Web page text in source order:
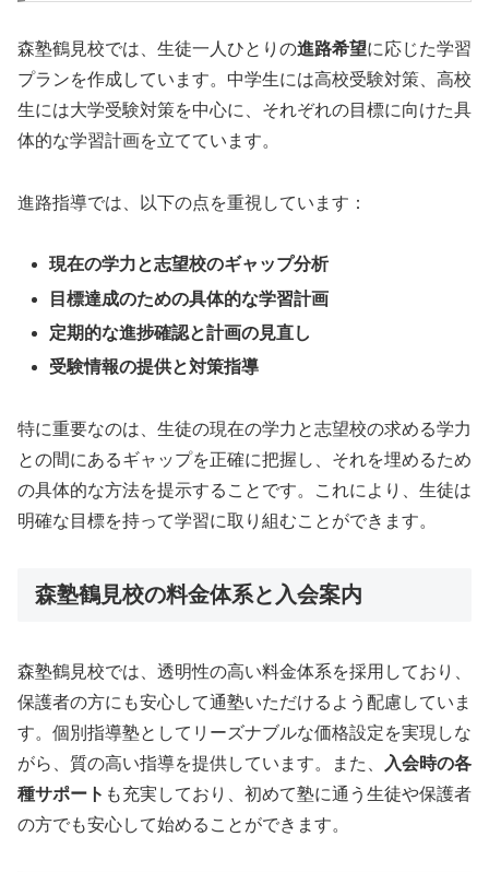
森塾鶴見校では、生徒一人ひとりの進路希望に応じた学習
プランを作成しています。中学生には高校受験対策、高校
生には大学受験対策を中心に、それぞれの目標に向けた具
体的な学習計画を立てています。
進路指導では、以下の点を重視しています：
現在の学力と志望校のギャップ分析
目標達成のための具体的な学習計画
定期的な進捗確認と計画の見直し
受験情報の提供と対策指導
特に重要なのは、生徒の現在の学力と志望校の求める学力
との間にあるギャップを正確に把握し、それを埋めるため
の具体的な方法を提示することです。これにより、生徒は
明確な目標を持って学習に取り組むことができます。
森塾鶴見校の料金体系と入会案内
森塾鶴見校では、透明性の高い料金体系を採用しており、
保護者の方にも安心して通塾いただけるよう配慮していま
す。個別指導塾としてリーズナブルな価格設定を実現しな
がら、質の高い指導を提供しています。また、
入会時の各
種サポート も充実しており、初めて塾に通う生徒や保護者
の方でも安心して始めることができます。